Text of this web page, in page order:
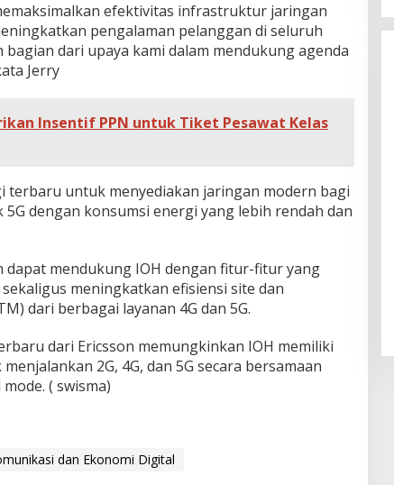
efektivitas infrastruktur jaringan
pengalaman pelanggan di seluruh
bagian dari upaya kami dalam mendukung agenda
Jerry
Insentif PPN untuk Tiket Pesawat Kelas
terbaru untuk menyediakan jaringan modern bagi
dengan konsumsi energi yang lebih rendah dan
dapat mendukung IOH dengan fitur-fitur yang
meningkatkan efisiensi site dan
dari berbagai layanan 4G dan 5G.
dari Ericsson memungkinkan IOH memiliki
2G, 4G, dan 5G secara bersamaan
( swisma)
dan Ekonomi Digital